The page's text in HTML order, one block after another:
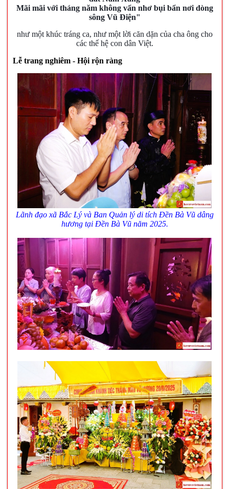
Mãi mãi với tháng năm không vẩn nhơ bụi bẩn nơi dòng
sông Vũ Điện"
như một khúc tráng ca, như một lời căn dặn của cha ông cho
các thế hệ con dân Việt.
Lễ trang nghiêm - Hội rộn ràng
Lãnh đạo xã Bắc Lý và Ban Quản lý di tích Đền Bà Vũ dâng
hương tại Đền Bà Vũ năm 2025.